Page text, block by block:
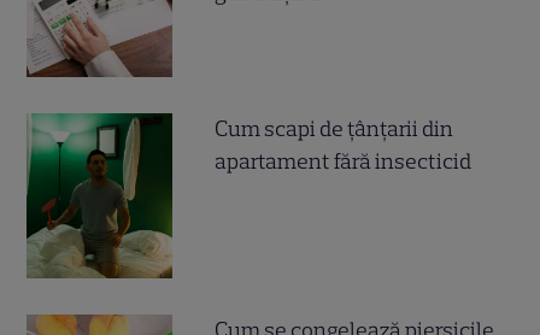
Cum scapi de țânțarii din
apartament fără insecticid